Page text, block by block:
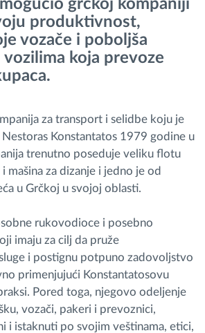
rute
vozača
aktivnosti voznog parka
grčkoj kompaniji
produktivnost,
vozače i poboljša
koja prevoze
za transport i selidbe koju je
Konstantatos 1979 godine u
trenutno poseduje veliku flotu
mašina za dizanje i jedno je od
u Grčkoj u svojoj oblasti.
rukovodioce i posebno
imaju za cilj da pruže
i postignu potpuno zadovoljstvo
primenjujući Konstantatosovu
Pored toga, njegovo odeljenje
vozači, pakeri i prevoznici,
i istaknuti po svojim veštinama, etici,